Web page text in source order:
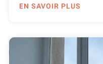
EN SAVOIR PLUS